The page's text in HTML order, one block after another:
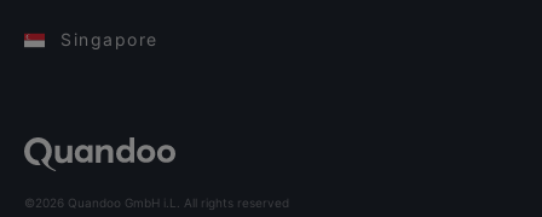
Singapore
©2026 Quandoo GmbH i.L. All rights reserved